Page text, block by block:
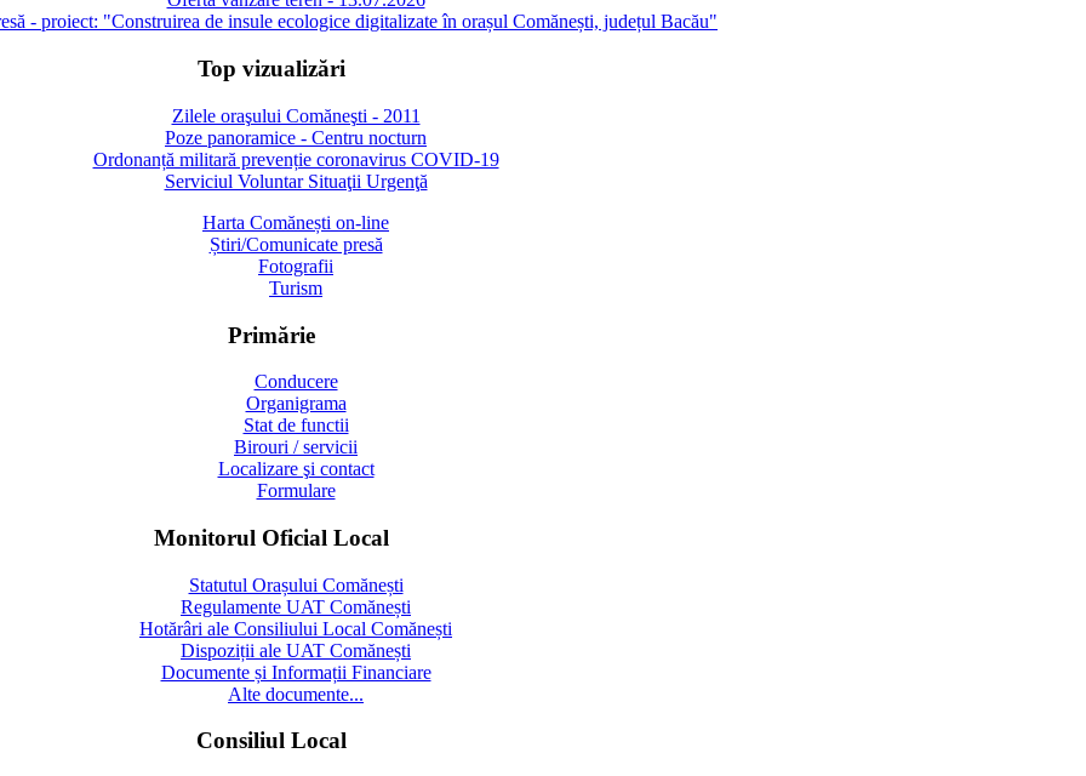
- proiect: "Construirea de insule ecologice digitalizate în orașul Comănești, județul Bacău"
Top vizualizări
Zilele oraşului Comăneşti - 2011
Poze panoramice - Centru nocturn
Ordonanță militară prevenție coronavirus COVID-19
Serviciul Voluntar Situaţii Urgenţă
Harta Comănești on-line
Știri/Comunicate presă
Fotografii
Turism
Primărie
Conducere
Organigrama
Stat de functii
Birouri / servicii
Localizare şi contact
Formulare
Monitorul Oficial Local
Statutul Orașului Comănești
Regulamente UAT Comănești
Hotărâri ale Consiliului Local Comănești
Dispoziții ale UAT Comănești
Documente și Informații Financiare
Alte documente...
Consiliul Local